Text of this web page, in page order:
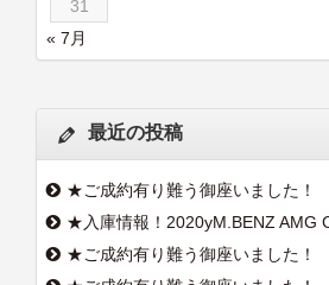
31
« 7月
最近の投稿
★ご成約有り難う御座いました！
★入庫情報！2020yM.BENZ AMG
★ご成約有り難う御座いました！